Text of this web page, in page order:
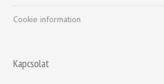
Cookie information
Kapcsolat